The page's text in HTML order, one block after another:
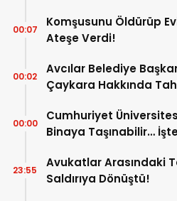
Komşusunu Öldürüp
Ateşe Verdi!
00:07
Avcılar Belediye
Çaykara Hakkında
00:02
Cumhuriyet
Binaya Taşınabilir…
00:00
Avukatlar Arasındaki
Saldırıya Dönüştü!
23:55